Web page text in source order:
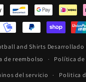
and Shirts
de reembolso
Política
del servicio Politica